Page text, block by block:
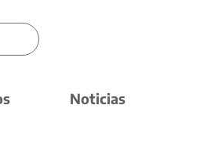
Noticias